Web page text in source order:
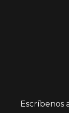
Escríbenos